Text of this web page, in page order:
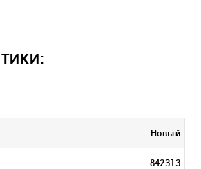
Новый
842313